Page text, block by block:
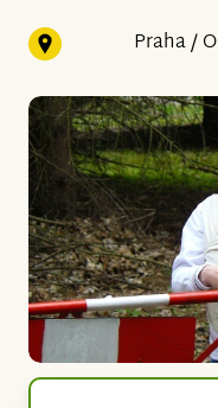
Praha /